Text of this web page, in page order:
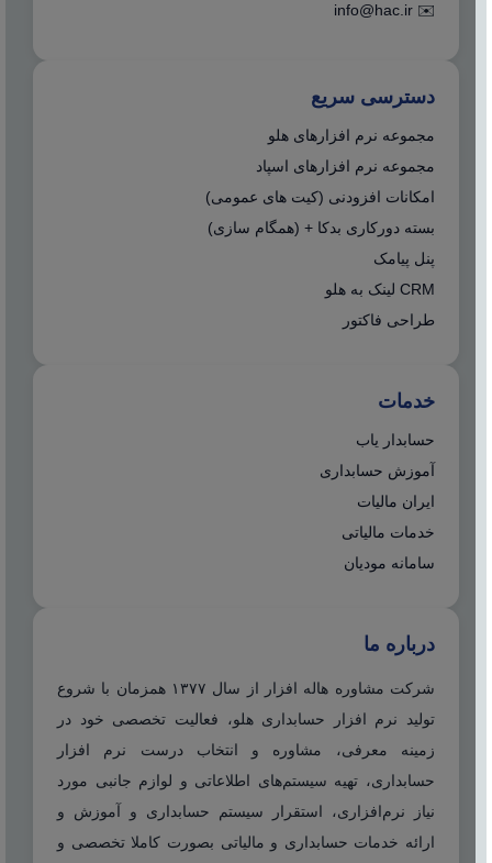
✉️
info@hac.ir
دسترسی سریع
مجموعه نرم افزارهای هلو
مجموعه نرم افزارهای اسپاد
امکانات افزودنی (کیت های عمومی)
بسته دورکاری بدکا + (همگام سازی)
پنل پیامک
CRM لینک به هلو
طراحی فاکتور
خدمات
حسابدار یاب
آموزش حسابداری
ایران مالیات
خدمات مالیاتی
سامانه مودیان
درباره ما
شرکت مشاوره هاله افزار از سال ۱۳۷۷ همزمان با شروع
تولید نرم افزار حسابداری هلو، فعالیت تخصصی خود در
زمینه معرفی، مشاوره و انتخاب درست نرم افزار
حسابداری، تهیه سیستم‌های اطلاعاتی و لوازم جانبی مورد
نیاز نرم‌افزاری، استقرار سیستم حسابداری و آموزش و
ارائه خدمات حسابداری و مالیاتی بصورت کاملا تخصصی و